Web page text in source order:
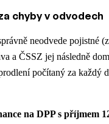
chyby v odvodech
neodvede pojistné
a ČSSZ jej následně
počítaný za každý
na DPP s příjmem